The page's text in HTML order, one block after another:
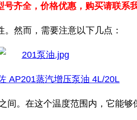
齐全，价格优惠，购买请联系
然而，需要注意以下几点：
AP201蒸汽增压泵油 4L/20L
。在这个温度范围内，它能够